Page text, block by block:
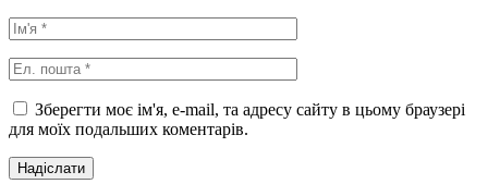
Зберегти моє ім'я, e-mail, та адресу сайту в цьому браузері
для моїх подальших коментарів.